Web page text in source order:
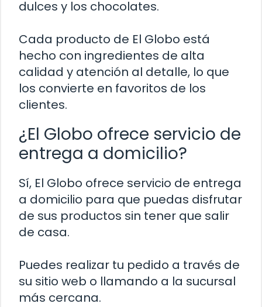
dulces y los chocolates.
Cada producto de El Globo está
hecho con ingredientes de alta
calidad y atención al detalle, lo que
los convierte en favoritos de los
clientes.
¿El Globo ofrece servicio de
entrega a domicilio?
Sí, El Globo ofrece servicio de entrega
a domicilio para que puedas disfrutar
de sus productos sin tener que salir
de casa.
Puedes realizar tu pedido a través de
su sitio web o llamando a la sucursal
más cercana.